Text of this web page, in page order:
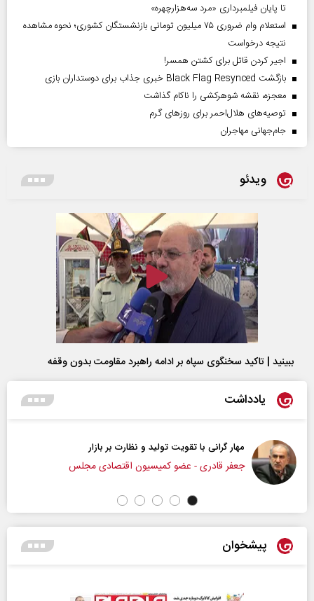
تا پایان فیلمبرداری «مرد سه‌هزارچهره»
استعلام وام ضروری ۷۵ میلیون تومانی بازنشستگان کشوری؛ نحوه مشاهده
نتیجه درخواست
اجیر کردن قاتل برای کشتن همسر!
بازگشت Black Flag Resynced خبری جذاب برای دوستداران بازی
معجزه، نقشه شوهرکشی را ناکام گذاشت
توصیه‌های هلال‌احمر برای روز‌های گرم
جام‌جهانی مهاجران
ویدئو
ببینید | تاکید سخنگوی سپاه بر ادامه راهبرد مقاومت بدون وقفه
یادداشت
مهار گرانی با تقویت تولید و نظارت بر بازار
جعفر قادری - عضو کمیسیون اقتصادی مجلس
پیشخوان